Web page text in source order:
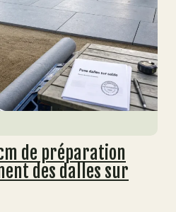
de préparation
des dalles sur